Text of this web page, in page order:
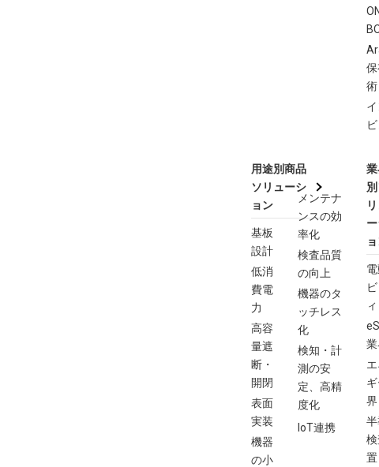
術
用途別商品
ソリューシ
ョン
基板
設計
低消
費電
力
高容
量遮
断・
開閉
表面
実装
機器
の小
メンテナ
ンスの効
率化
検査品質
の向上
機器のタ
ッチレス
化
検知・計
測の安
定、高精
度化
IoT連携
ィ
界
置